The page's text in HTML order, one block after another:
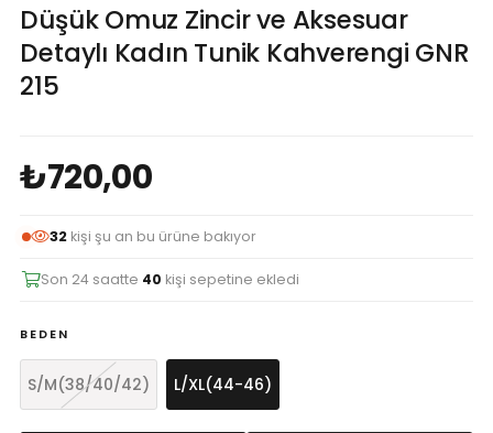
Düşük Omuz Zincir ve Aksesuar
Detaylı Kadın Tunik Kahverengi GNR
215
₺720,00
32 kişi şu an bu ürüne bakıyor
Son 24 saatte 40 kişi sepetine ekledi
BEDEN
S/M(38/40/42) L/XL(44-46)